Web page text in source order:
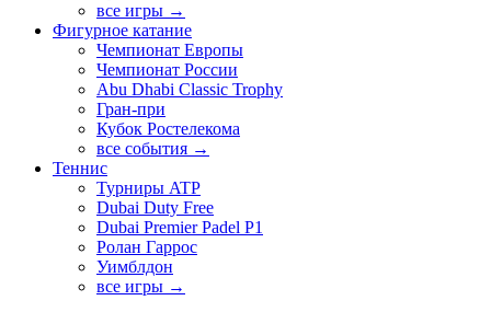
все игры →
Фигурное катание
Чемпионат Европы
Чемпионат России
Abu Dhabi Classic Trophy
Гран-при
Кубок Ростелекома
все события →
Теннис
Турниры ATP
Dubai Duty Free
Dubai Premier Padel P1
Ролан Гаррос
Уимблдон
все игры →